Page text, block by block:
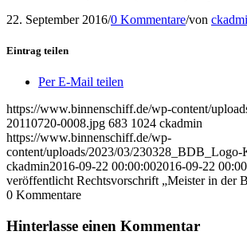
22. September 2016/0 Kommentare/von
Eintrag teilen
Per E-Mail teilen
https://www.binnenschiff.de/wp-content/
20110720-0008.jpg 683 1024 ckadmin
https://www.binnenschiff.de/wp-
content/uploads/2023/03/230328_BDB_Logo-
ckadmin2016-09-22 00:00:002016-09-22
veröffentlicht Rechtsvorschrift „Meister in der
0 Kommentare
Hinterlasse einen Kommentar